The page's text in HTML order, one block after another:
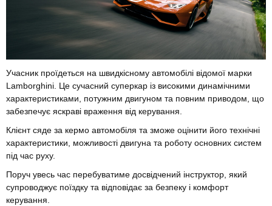
Учасник проїдеться на швидкісному автомобілі відомої марки
Lamborghini. Це сучасний суперкар із високими динамічними
характеристиками, потужним двигуном та повним приводом, що
забезпечує яскраві враження від керування.
Клієнт сяде за кермо автомобіля та зможе оцінити його технічні
характеристики, можливості двигуна та роботу основних систем
під час руху.
Поруч увесь час перебуватиме досвідчений інструктор, який
супроводжує поїздку та відповідає за безпеку і комфорт
керування.